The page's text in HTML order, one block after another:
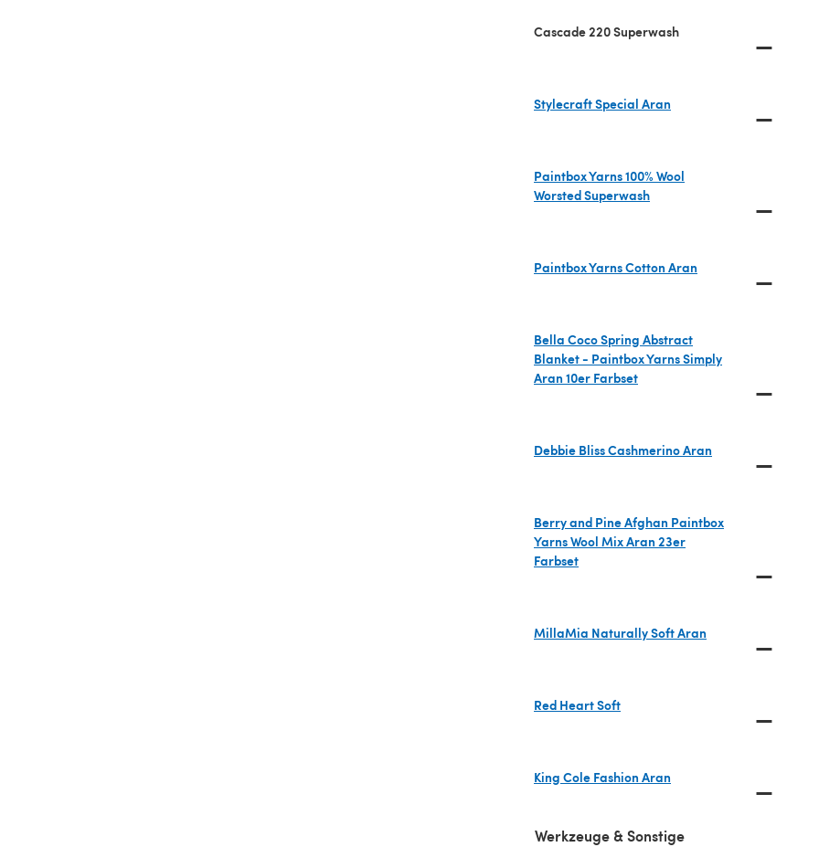
Cascade 220 Superwash —
Stylecraft Special Aran
—
Paintbox Yarns 100% Wool
Worsted Superwash
—
Paintbox Yarns Cotton Aran
—
Bella Coco Spring Abstract
Blanket - Paintbox Yarns Simply
Aran 10er Farbset
—
Debbie Bliss Cashmerino Aran
—
Berry and Pine Afghan Paintbox
Yarns Wool Mix Aran 23er
Farbset
—
MillaMia Naturally Soft Aran
—
Red Heart Soft
—
King Cole Fashion Aran
—
Werkzeuge & Sonstige